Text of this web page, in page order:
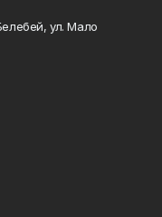
ул. Мало